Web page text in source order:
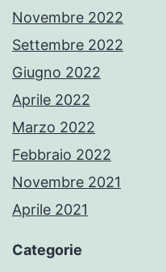
Novembre 2022
Settembre 2022
Giugno 2022
Aprile 2022
Marzo 2022
Febbraio 2022
Novembre 2021
Aprile 2021
Categorie